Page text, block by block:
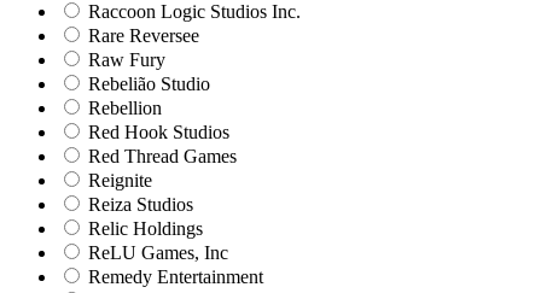
Raccoon Logic Studios Inc.
Rare Reversee
Raw Fury
Rebelião Studio
Rebellion
Red Hook Studios
Red Thread Games
Reignite
Reiza Studios
Relic Holdings
ReLU Games, Inc
Remedy Entertainment